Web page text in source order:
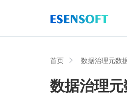
数据采集 大数据治
首页 数据治理元数
数据治理